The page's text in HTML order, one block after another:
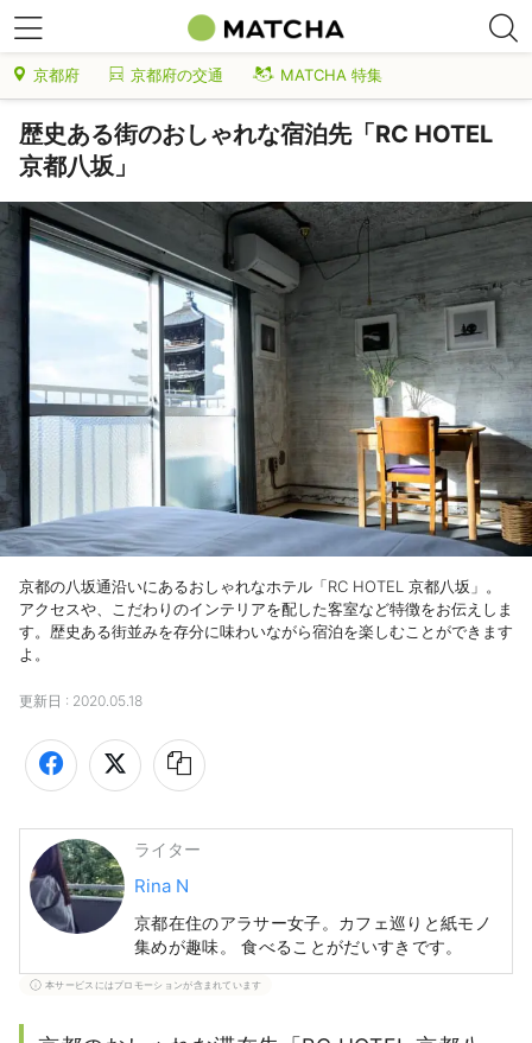
京都府 京都府の交通 MATCHA 特集
歴史ある街のおしゃれな宿泊先「RC HOTEL
京都八坂」
京都の八坂通沿いにあるおしゃれなホテル「RC HOTEL 京都八坂」。
アクセスや、こだわりのインテリアを配した客室など特徴をお伝えしま
す。歴史ある街並みを存分に味わいながら宿泊を楽しむことができます
よ。
更新日 : 2020.05.18
ライター
Rina N
京都在住のアラサー女子。カフェ巡りと紙モノ
集めが趣味。 食べることがだいすきです。
本サービスにはプロモーションが含まれています